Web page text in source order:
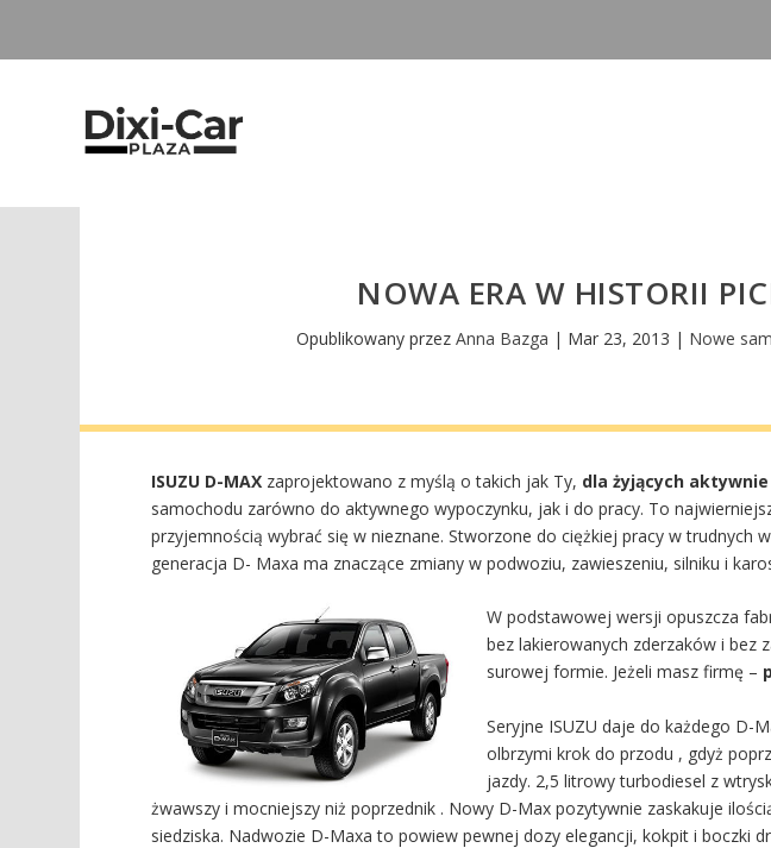
NOWA ERA W HISTORII
Opublikowany przezAnna Bazga | Mar 23, 2013 | Nowe
ISUZU D-MAX zaprojektowano z myślą o takich jak Ty, dla żyjących
samochodu zarówno do aktywnego wypoczynku, jak i do pracy. To
przyjemnością wybrać się w nieznane. Stworzone do ciężkiej pracy w trudnych
generacja D- Maxa ma znaczące zmiany w podwoziu, zawieszeniu, silniku i
W podstawowej wersji opuszcza
bez lakierowanych zderzaków i bez
surowej formie. Jeżeli masz firmę –
Seryjne ISUZU daje do każdego D-
olbrzymi krok do przodu , gdyż
jazdy. 2,5 litrowy turbodiesel z
żwawszy i mocniejszy niż poprzednik . Nowy D-Max pozytywnie zaskakuje
siedziska. Nadwozie D-Maxa to powiew pewnej dozy elegancji, kokpit i boczki